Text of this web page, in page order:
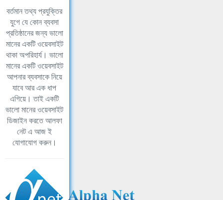
বর্তমান তথ্য প্রযুক্তির
যুগে যে কোন ব্যবসা
প্রতিষ্ঠানের জন্য ভালো
মানের একটি ওয়েবসাইট
থাকা অপরিহার্য। ভালো
মানের একটি ওয়েবসাইট
আপনার ব্যবসাকে নিয়ে
যাবে আর এক ধাপ
এগিয়ে। তাই একটি
ভালো মানের ওয়েবসাইট
ডিজাইন করতে আলফা
নেট এ আজ ই
যোগাযোগ করুন।